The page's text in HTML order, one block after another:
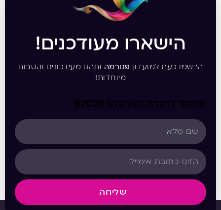
הישארו מעודכנים!
הרשמו כעת למועדון פנורמה ותהנו מעידכונים והטבות
מיוחדות!
מזמור לתודה (קורונה) B2020
שליחה